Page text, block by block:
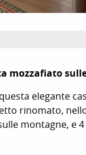
mozzafiato
elegante
rinomato,
montagne, e